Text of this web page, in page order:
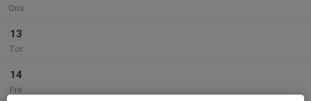
Ons
13
Tor
14
Fre